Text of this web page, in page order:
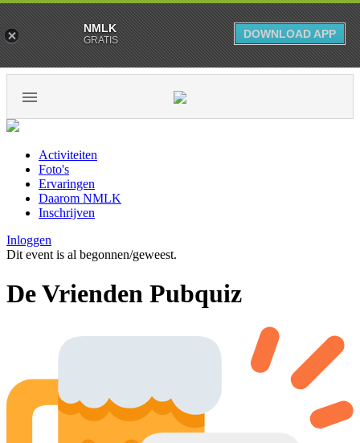
Activiteiten
Foto's
Ervaringen
Daarom NMLK
Inschrijven
Inloggen
Dit event is al begonnen/geweest.
De Vrienden Pubquiz
NMLK
GRATIS DOWNLOAD APP